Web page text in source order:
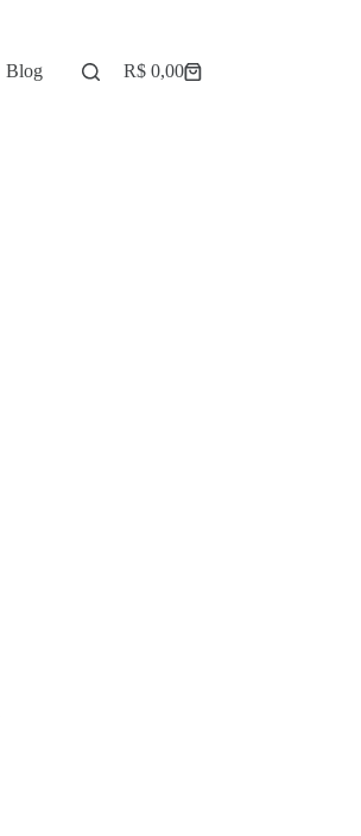
Blog R$0,00